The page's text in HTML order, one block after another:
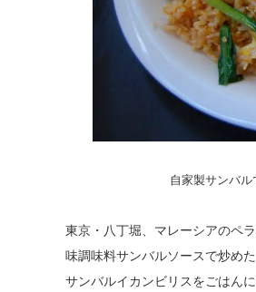
自家製サンバ
東京・八丁堀、マレーシアのペ
味調味料サンバルソースで炒め
サンバルイカンビリスをごはん